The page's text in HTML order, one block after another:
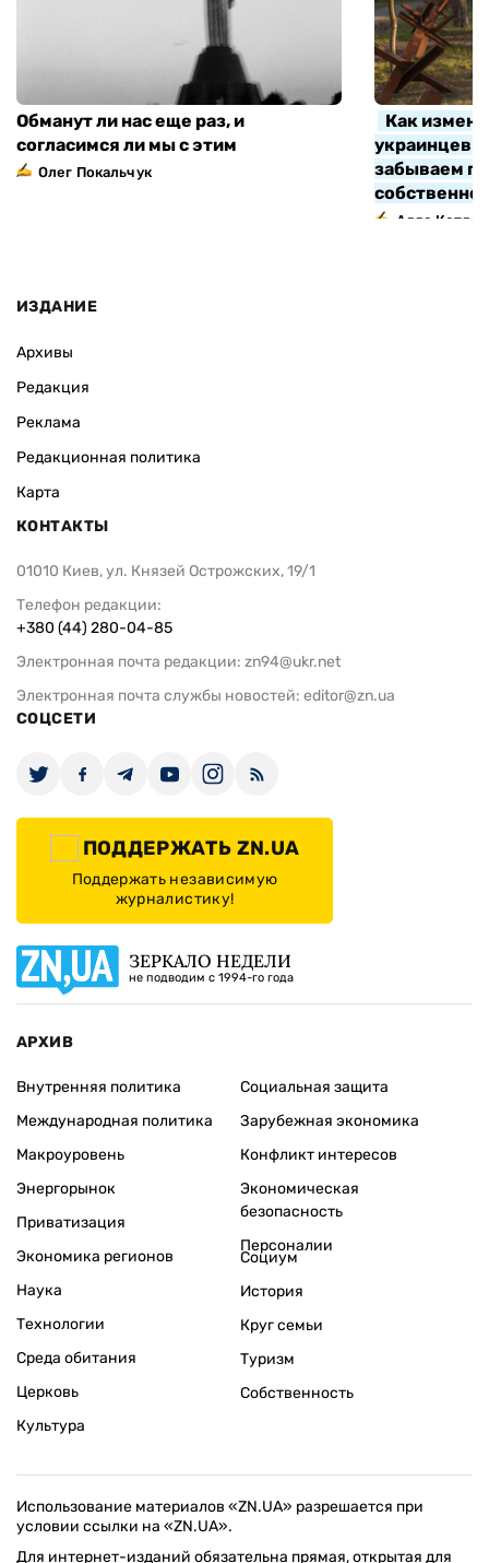
Обманут ли нас еще раз, и
согласимся ли мы с этим
Олег Покальчук
Как
украинцев
забываем
Алла Котляр
ИЗДАНИЕ
Архивы
Редакция
Реклама
Редакционная политика
Карта
КОНТАКТЫ
01010 Киев, ул. Князей Острожских, 19/1
Телефон редакции:
+380 (44) 280-04-85
Электронная почта редакции: zn94@ukr.net
Электронная почта службы новостей: editor@zn.ua
СОЦСЕТИ
ПОДДЕРЖАТЬ ZN.UA
Поддержать независимую
журналистику!
ЗЕРКАЛО НЕДЕЛИ
не подводим с 1994-го года
АРХИВ
Внутренняя политика
Международная политика
Макроуровень
Энергорынок
Приватизация
Экономика регионов
Социальная защита
Зарубежная экономика
Конфликт интересов
Экономическая
безопасность
Персоналии
Наука
Технологии
Среда обитания
Церковь
Культура
Социум
История
Круг семьи
Туризм
Собственность
Использование материалов «ZN.UA» разрешается при
условии ссылки на «ZN.UA».
Для интернет-изданий обязательна прямая, открытая для